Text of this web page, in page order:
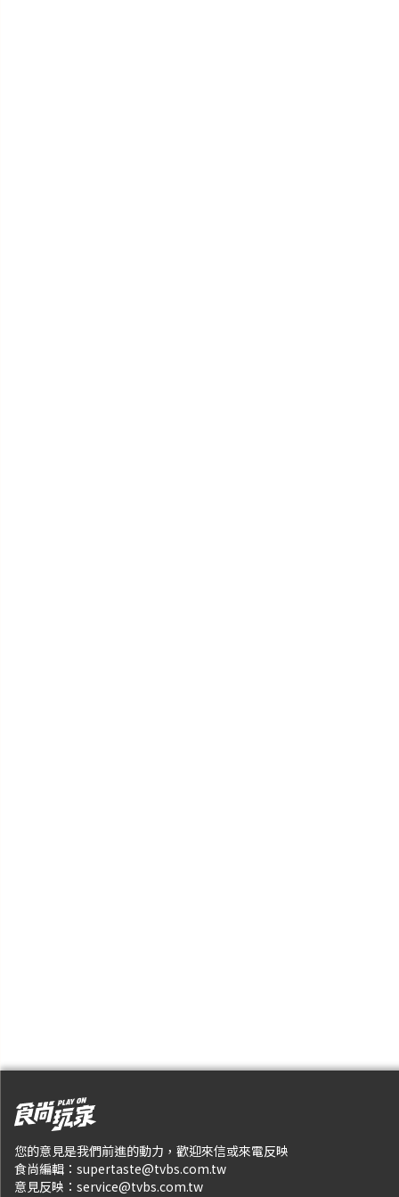
您的意見是我們前進的動力，歡迎來信或來電反映
食尚編輯： supertaste@tvbs.com.tw
意見反映： service@tvbs.com.tw